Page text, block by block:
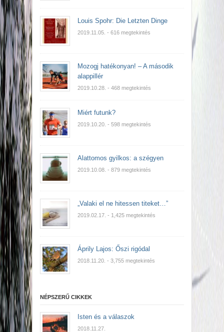
Louis Spohr: Die Letzten Dinge
2019.11.05. - 616 megtekintés
Mozogj hatékonyan! – A második
alappillér
2019.10.28. - 468 megtekintés
Miért futunk?
2019.10.20. - 598 megtekintés
Alattomos gyilkos: a szégyen
2019.10.08. - 879 megtekintés
„Valaki el ne hitessen titeket…”
2019.02.17. - 1,425 megtekintés
Áprily Lajos: Őszi rigódal
2018.11.20. - 3,755 megtekintés
NÉPSZERŰ CIKKEK
Isten és a válaszok
2018.11.27.